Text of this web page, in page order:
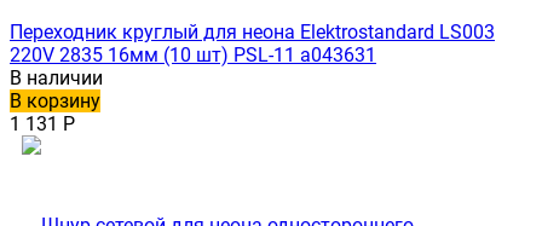
Переходник круглый для неона Elektrostandard LS003
220V 2835 16мм (10 шт) PSL-11 a043631
В наличии
В корзину
1 131 Р